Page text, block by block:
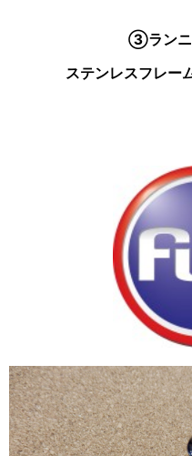
③ランニ
ステンレスフレー